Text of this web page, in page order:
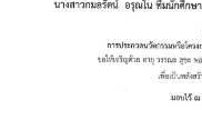
นักศึกษา